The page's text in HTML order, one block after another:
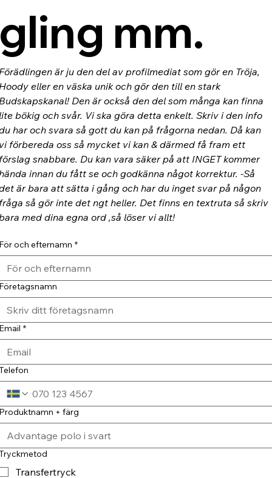
mm.
är ju den del av profilmediat som gör en Tröja,
eller en väska unik och gör den till en stark
Den är också den del som många kan finna
bökig och svår. Vi ska göra detta enkelt. Skriv i den info
har och svara så gott du kan på frågorna nedan. Då kan
förbereda oss så mycket vi kan & därmed få fram ett
snabbare. Du kan vara säker på att INGET kommer
innan du fått se och godkänna något korrektur. -Så
är bara att sätta i gång och har du inget svar på någon
så gör inte det ngt heller. Det finns en textruta så skriv
med dina egna ord ,så löser vi allt!
och efternamn *
*
+ färg
Transfertryck